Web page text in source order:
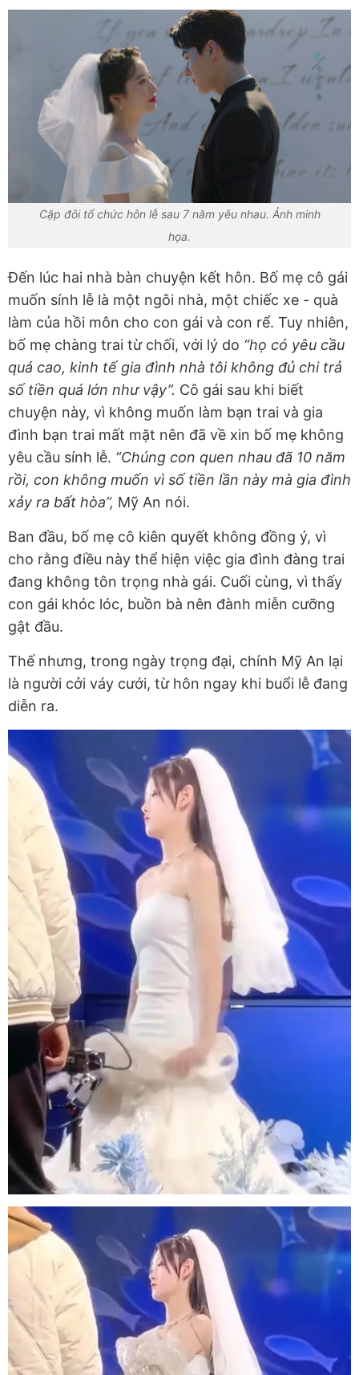
Cặp đôi tổ chức hôn lễ sau 7 năm yêu nhau. Ảnh minh
họa.
Đến lúc hai nhà bàn chuyện kết hôn. Bố mẹ cô gái
muốn sính lễ là một ngôi nhà, một chiếc xe - quà
làm của hồi môn cho con gái và con rể. Tuy nhiên,
bố mẹ chàng trai từ chối, với lý do “họ có yêu cầu
quá cao, kinh tế gia đình nhà tôi không đủ chi trả
số tiền quá lớn như vậy”. Cô gái sau khi biết
chuyện này, vì không muốn làm bạn trai và gia
đình bạn trai mất mặt nên đã về xin bố mẹ không
yêu cầu sính lễ. “Chúng con quen nhau đã 10 năm
rồi, con không muốn vì số tiền lần này mà gia đình
xảy ra bất hòa”, Mỹ An nói.
Ban đầu, bố mẹ cô kiên quyết không đồng ý, vì
cho rằng điều này thể hiện việc gia đình đàng trai
đang không tôn trọng nhà gái. Cuối cùng, vì thấy
con gái khóc lóc, buồn bà nên đành miễn cưỡng
gật đầu.
Thế nhưng, trong ngày trọng đại, chính Mỹ An lại
là người cởi váy cưới, từ hôn ngay khi buổi lễ đang
diễn ra.